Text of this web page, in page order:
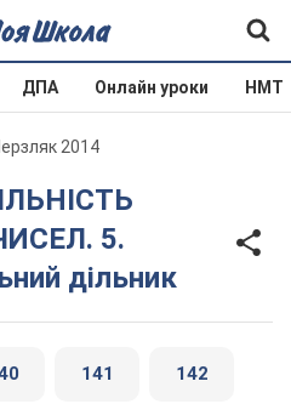
ДПА Онлайн уроки НМТ
2014
5.
дільник
141 142